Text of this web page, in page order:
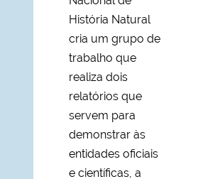
História Natural
cria um grupo de
trabalho que
realiza dois
relatórios que
servem para
demonstrar às
entidades oficiais
e científicas, a